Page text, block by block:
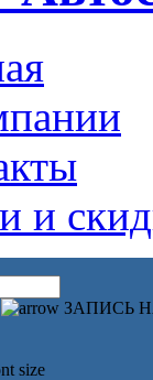
и
ЗАПИСЬ